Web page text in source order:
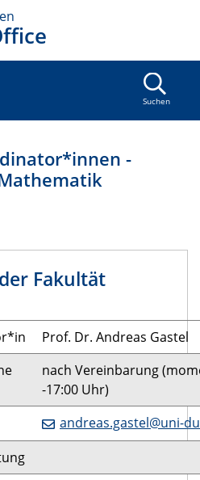
Suchen
-
Fakultät
Prof. Dr. Andreas Gastel
nach Vereinbarung
-17:00 Uhr)
andreas.gastel@uni-